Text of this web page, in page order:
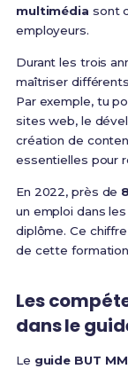
multimédia sont
employeurs.
Durant les trois
maîtriser
Par exemple, tu
sites web, le
création de
essentielles pour
En 2022, près de
un emploi dans
diplôme. Ce
de cette
Les
dans le
Le guide BUT